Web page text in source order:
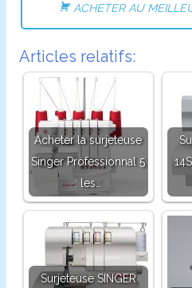
ACHETER AU
Articles relatifs:
Acheter la surjeteuse
Singer Professionnal 5
: les…
Surjeteuse SINGER